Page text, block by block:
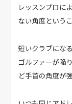
レッスンプロに
ない角度という
短いクラブにな
ゴルファーが陥
ど手首の角度が